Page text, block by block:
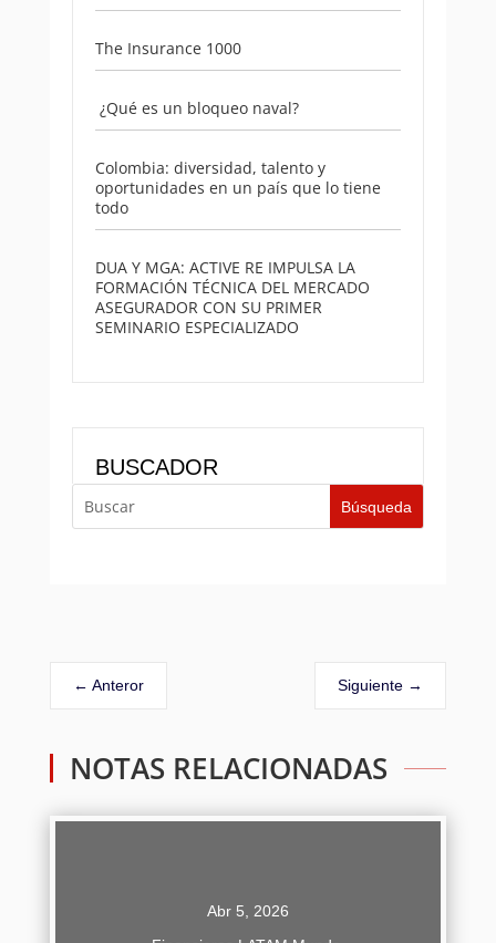
The Insurance 1000
¿Qué es un bloqueo naval?
Colombia: diversidad, talento y
oportunidades en un país que lo tiene
todo
DUA Y MGA: ACTIVE RE IMPULSA LA
FORMACIÓN TÉCNICA DEL MERCADO
ASEGURADOR CON SU PRIMER
SEMINARIO ESPECIALIZADO
BUSCADOR
← Anteror Siguiente →
NOTAS RELACIONADAS
Abr 5, 2026